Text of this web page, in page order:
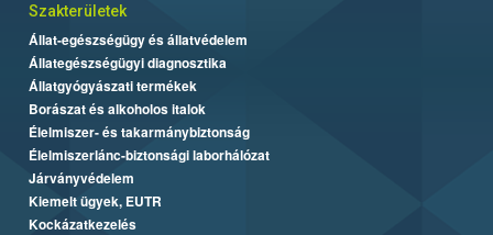
Szakterületek
Állat-egészségügy és állatvédelem
Állategészségügyi diagnosztika
Állatgyógyászati termékek
Borászat és alkoholos italok
Élelmiszer- és takarmánybiztonság
Élelmiszerlánc-biztonsági laborhálózat
Járványvédelem
Kiemelt ügyek, EUTR
Kockázatkezelés